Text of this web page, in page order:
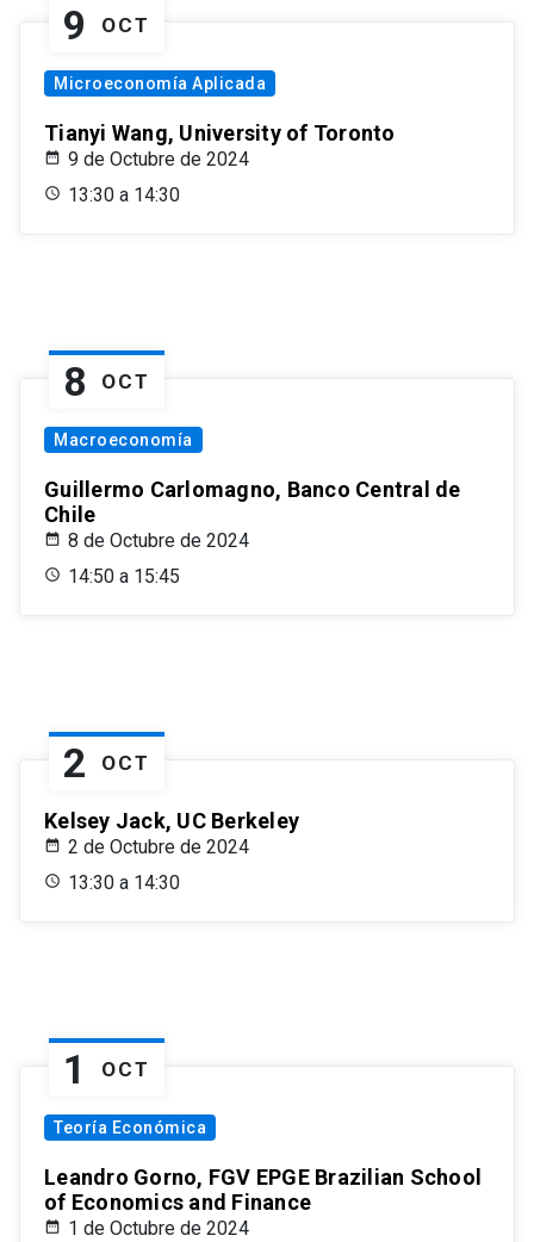
9 OCT
Microeconomía Aplicada
Tianyi Wang, University of Toronto
9 de Octubre de 2024
13:30 a 14:30
8 OCT
Macroeconomía
Guillermo Carlomagno, Banco Central de
Chile
8 de Octubre de 2024
14:50 a 15:45
2 OCT
Kelsey Jack, UC Berkeley
2 de Octubre de 2024
13:30 a 14:30
1 OCT
Teoría Económica
Leandro Gorno, FGV EPGE Brazilian School
of Economics and Finance
1 de Octubre de 2024